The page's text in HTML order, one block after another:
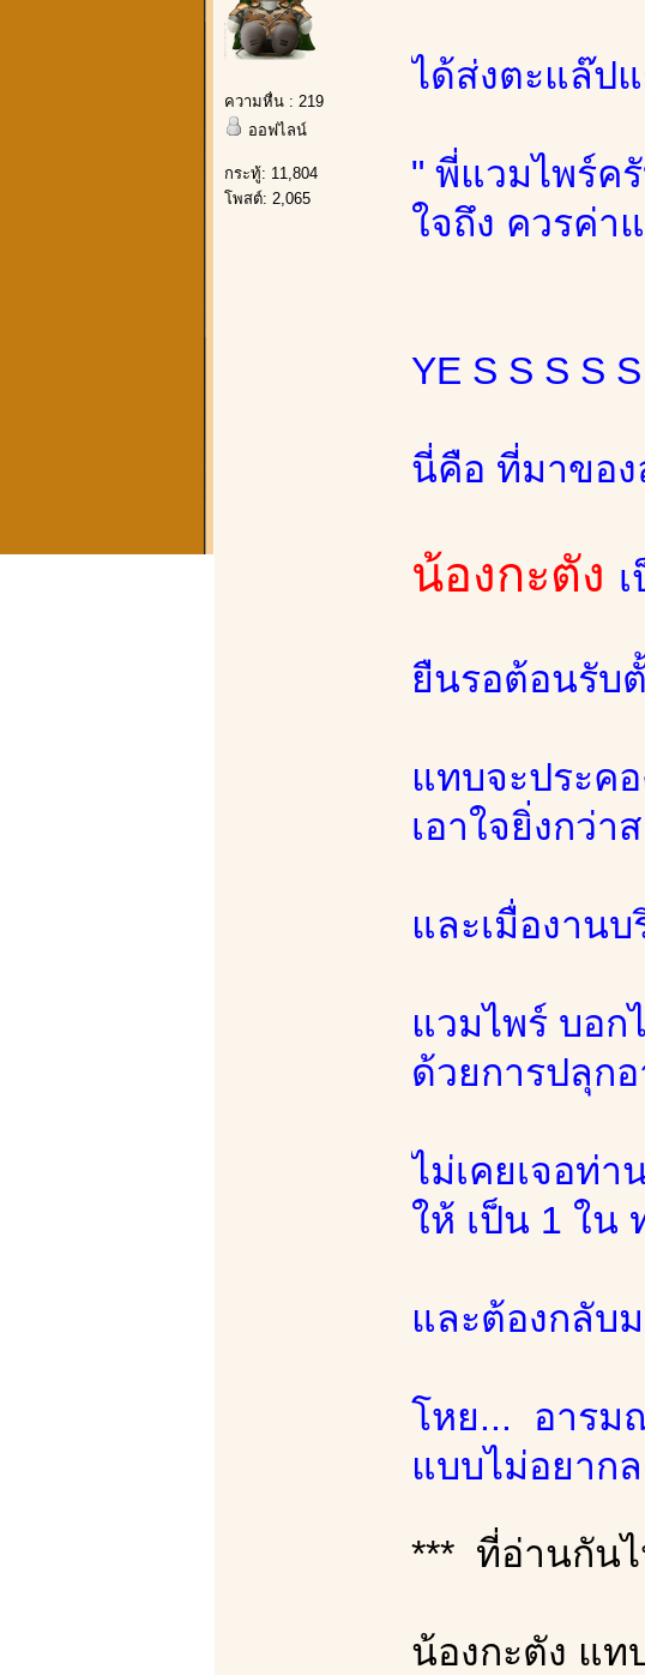
ความหื่น : 219
ออฟไลน์
กระทู้: 11,804
โพสต์: 2,065
ได้ส่งตะแล๊ป
" พี่แวมไพร์ค
ใจถึง ควรค่า
YE S S S S S
นี่คือ ที่มาขอ
น้องกะตัง
ยืนรอต้อนรับ
แทบจะประค
เอาใจยิ่งกว่า
และเมื่องาน
แวมไพร์ บอก
ด้วยการปลุก
ไม่เคยเจอท่
ให้ เป็น 1 ใน
และต้องกลับ
โหย... อารม
แบบไม่อยาก
*** ที่อ่านกันไ
น้องกะตัง แท